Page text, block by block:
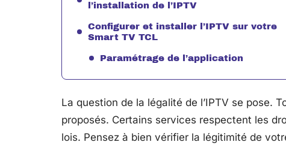
l’installation de l’IPTV
Configurer et installer l’IPTV sur votre
Smart TV TCL
Paramétrage de l’application
La question de la légalité de l’IPTV se pose.
proposés. Certains services respectent les
lois. Pensez à bien vérifier la légitimité de